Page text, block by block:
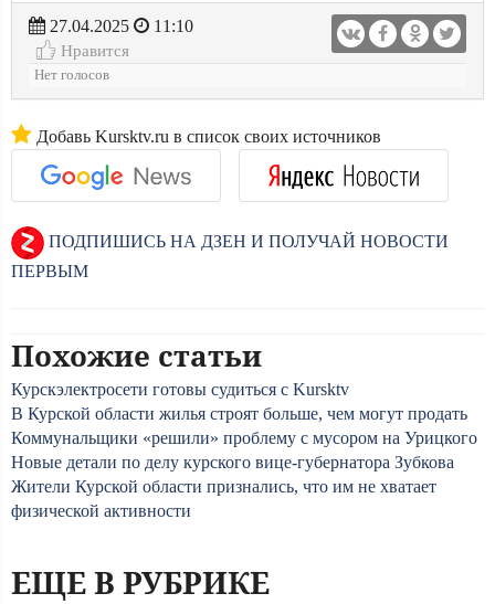
27.04.2025
11:10
Нравится
Нет голосов
Добавь Kursktv.ru в список своих источников
ПОДПИШИСЬ НА ДЗЕН И ПОЛУЧАЙ НОВОСТИ
ПЕРВЫМ
Похожие статьи
Курскэлектросети готовы судиться с Kursktv
В Курской области жилья строят больше, чем могут продать
Коммунальщики «решили» проблему с мусором на Урицкого
Новые детали по делу курского вице-губернатора Зубкова
Жители Курской области признались, что им не хватает
физической активности
ЕЩЕ В РУБРИКЕ